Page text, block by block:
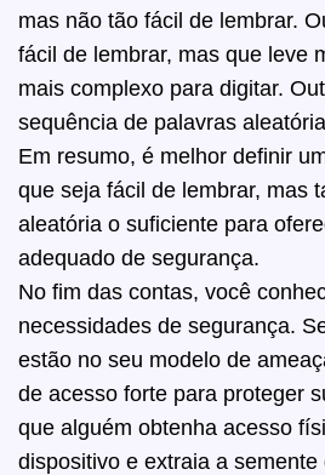
mas não tão fácil de lembrar.
fácil de lembrar, mas que leve
mais complexo para digitar.
sequência de palavras
Em resumo, é melhor definir
que seja fácil de lembrar, mas
aleatória o suficiente para
adequado de segurança.
No fim das contas, você
necessidades de segurança.
estão no seu modelo de
de acesso forte para proteger
que alguém obtenha acesso
dispositivo e extraia a semente